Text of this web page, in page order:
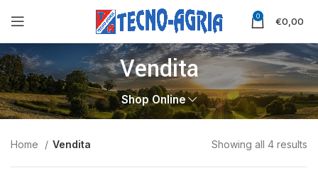
0 €0,00
Vendita
Shop Online
Home Vendita Showing all 4 results